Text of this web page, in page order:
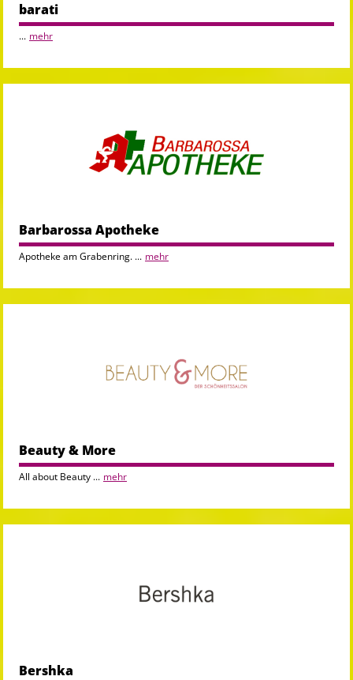
barati
... mehr
Barbarossa Apotheke
Apotheke am Grabenring. ... mehr
Beauty & More
All about Beauty ... mehr
Bershka